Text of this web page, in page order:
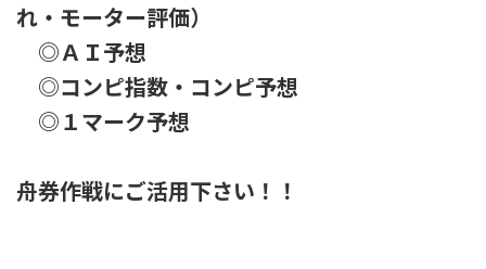
れ・モーター評価）
◎ＡＩ予想
◎コンピ指数・コンピ予想
◎１マーク予想
舟券作戦にご活用下さい！！